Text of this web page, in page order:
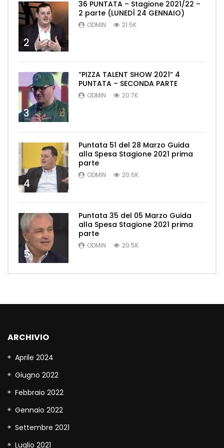
2
36 PUNTATA – Stagione 2021/22 –
2 parte (LUNEDÌ 24 GENNAIO)
ODMIN 21.5K
3
“PIZZA TALENT SHOW 2021” 4
PUNTATA – SECONDA PARTE
ODMIN 20.7K
4
Puntata 51 del 28 Marzo Guida
alla Spesa Stagione 2021 prima
parte
ODMIN 20.6K
5
Puntata 35 del 05 Marzo Guida
alla Spesa Stagione 2021 prima
parte
ODMIN 20.5K
ARCHIVIO
Aprile 2024
Giugno 2022
Febbraio 2022
Gennaio 2022
Settembre 2021
Luglio 2021